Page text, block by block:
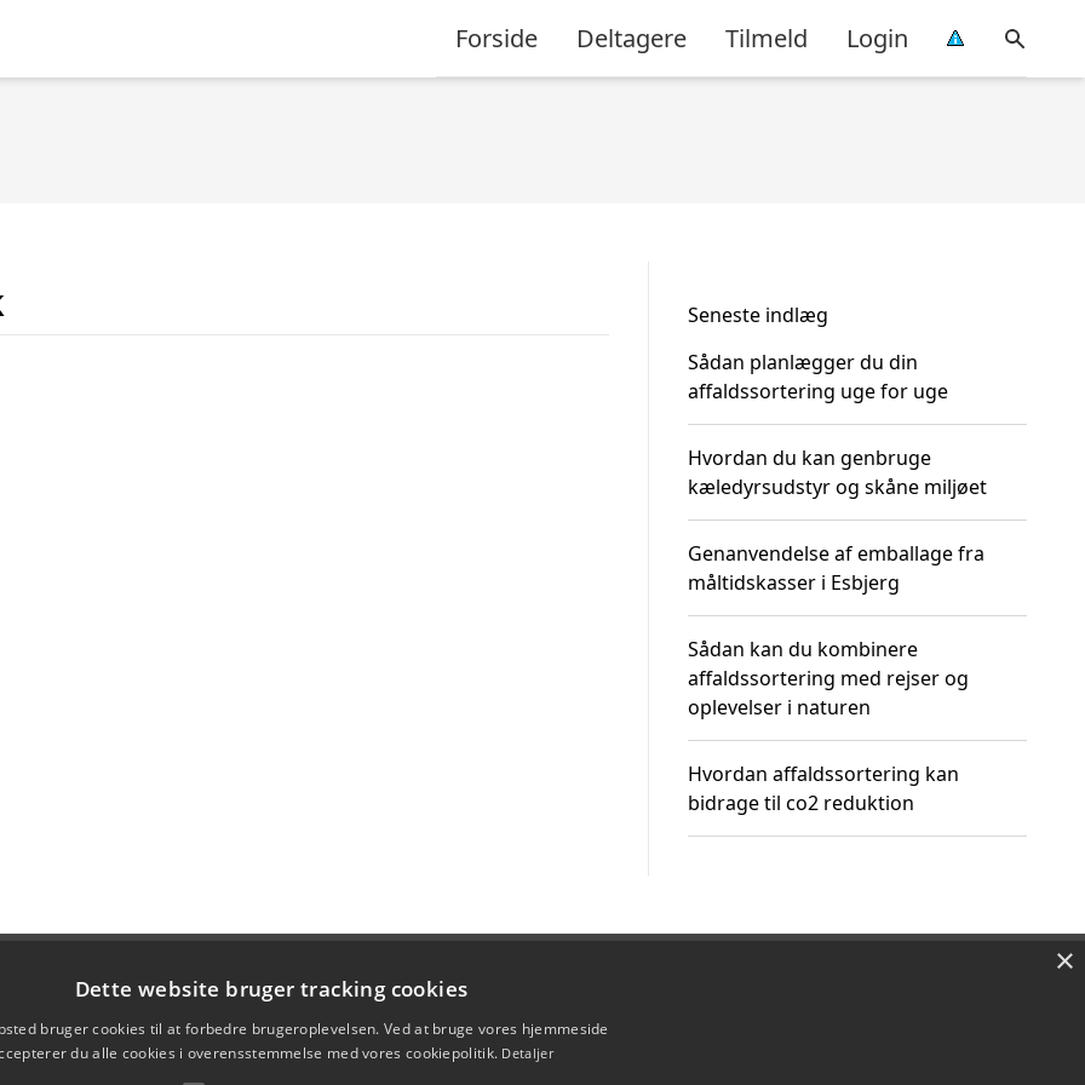
Forside Deltagere Tilmeld Login
Seneste indlæg
Sådan planlægger du din
affaldssortering uge for uge
Hvordan du kan genbruge
kæledyrsudstyr og skåne miljøet
Genanvendelse af emballage fra
måltidskasser i Esbjerg
Sådan kan du kombinere
affaldssortering med rejser og
oplevelser i naturen
Hvordan affaldssortering kan
bidrage til co2 reduktion
×
Dette website bruger tracking cookies
bruger cookies til at forbedre brugeroplevelsen. Ved at bruge vores hjemmeside
du alle cookies i overensstemmelse med vores cookiepolitik. Detaljer